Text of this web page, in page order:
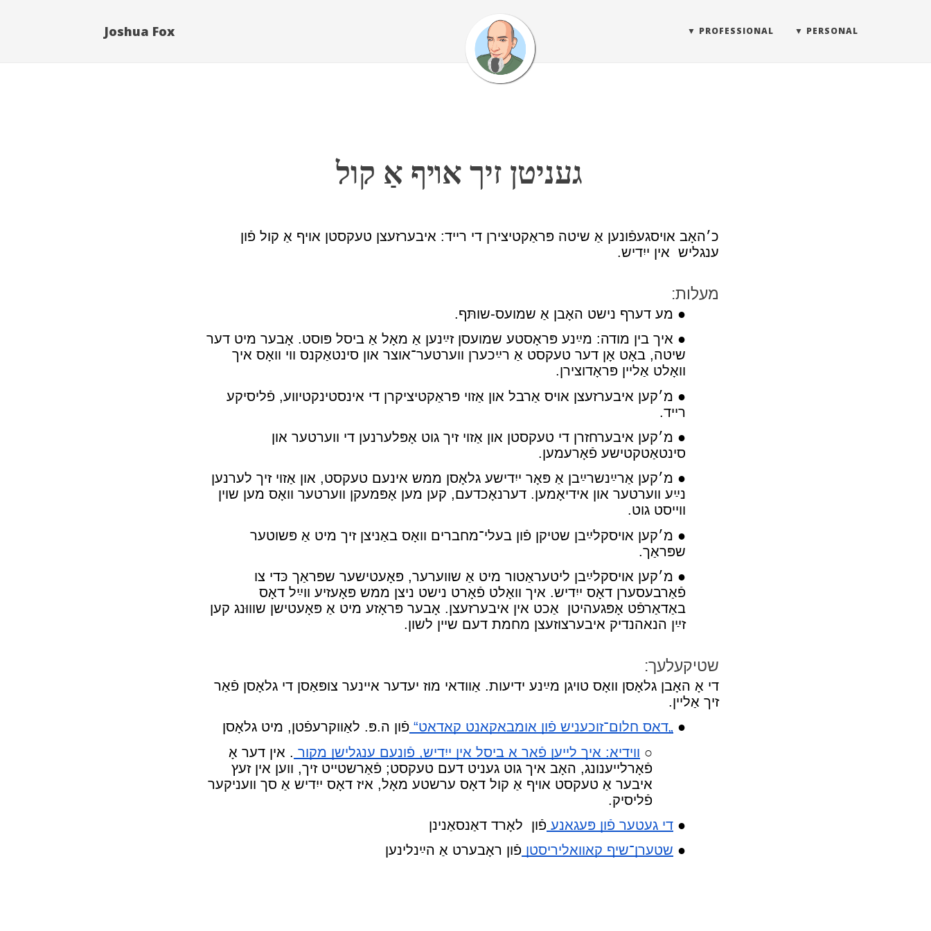
Joshua Fox PROFESSIONAL PERSONAL
געניטן זיך אױף אַ קול
כ׳האָב אױסגעפֿונען אַ שיטה פּראַקטיצירן די רײד: איבערזעצן טעקסטן אױף אַ קול פֿון
ענגליש אין ייִדיש.
מעלות:
מע דערף נישט האָבן אַ שמועס-שותּף.
איך בין מודה: מײַנע פּראָסטע שמועסן זײַנען אַ מאָל אַ ביסל פּוסט. אָבער מיט דער
שיטה, באָט אָן דער טעקסט אַ רײַכערן װערטער־אוצר און סינטאַקנס װי װאָס איך
װאָלט אַלײן פּראָדוצירן.
מ׳קען איבערזעצן אױס אַרבל און אַזױ פּראַקטיציקרן די אינסטינקטיװע, פֿליסיקע
רײד.
מ׳קען איבערחזרן די טעקסטן און אַזױ זיך גוט אָפּלערנען די װערטער און
סינטאַטקטישע פֿאָרעמען.
מ׳קען אַרײַנשרײַבן אַ פּאָר ייִדישע גלאָסן ממש אינעם טעקסט, און אַזױ זיך לערנען
נײַע װערטער און אידיאָמען. דערנאָכדעם, קען מען אָפּמעקן װערטער װאָס מען שױן
װײסט גוט.
מ׳קען אױסקלײַבן שטיקן פֿון בעלי־מחברים װאָס באַניצן זיך מיט אַ פּשוטער
שפּראַך.
מ׳קען אױסקלײַבן ליטעראַטור מיט אַ שװערער, פּאָעטישער שפּראַך כּדי צו
פֿאַרבעסערן דאָס ייִדיש. איך װאָלט פֿאָרט נישט ניצן ממש פּאָעזיע װײַל דאָס
באַדאַרפֿט אָפּגעהיטן אַכט אין איבערזעצן. אָבער פּראָזע מיט אַ פּאָעטישן שװוּנג קען
זײַן הנאהנדיק איבערצוזעצן מחמת דעם שײן לשון.
שטיקעלעך:
די אָ האָבן גלאָסן װאָס טױגן מײַנע ידיעות. אַװדאי מוז יעדער אײנער צופּאַסן די גלאָסן פֿאַר
זיך אַלײן.
„דאָס חלום־זוכעניש פֿון אומבאַקאַנט קאַדאַט“ פֿון ה.פּ. לאַװקרעפֿטן, מיט גלאָסן
װידיאָ: איך לײען פֿאָר אָ ביסל אין ייִדיש, פֿונעם ענגלישן מקור . אין דער אָ
פֿאָרלײענונג, האָב איך גוט געניט דעם טעקסט; פֿאַרשטײט זיך, װען אין זעץ
איבער אַ טעקסט אױף אַ קול דאָס ערשטע מאָל, איז דאָס ייִדיש אַ סך װעניקער
פֿליסיק.
די געטער פֿון פּעגאַנע פֿון לאָרד דאַנסאַנינן
שטערן־שיף קאַװאַליריסטן פֿון ראָבערט אַ הײַנלינען